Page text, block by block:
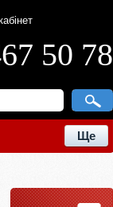
50 78
Ще